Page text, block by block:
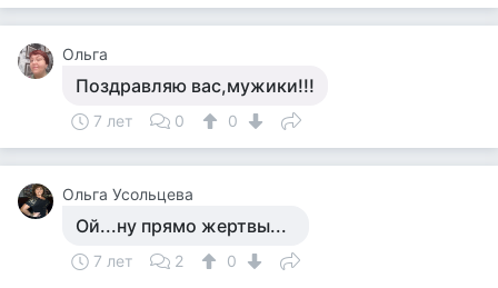
Ольга
Поздравляю вас,мужики!!!
7 лет 0 0
Ольга Усольцева
Ой...ну прямо жертвы...
7 лет 2 0